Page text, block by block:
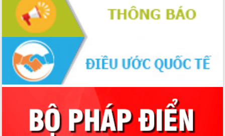
Rộn ràng lễ hội truyền thống Sông
nước Đà Nông lần thứ I năm 2026
Kỳ họp Chuyên đề lần thứ Năm, HĐND
tỉnh Đắk Lắk thông qua các nghị quyết
quan trọng
Thống nhất danh sách giới thiệu ứng
cử đại biểu Quốc hội khoá XVI và đại
biểu HĐND tỉnh Đắk Lắk, nhiệm kỳ
Phát động hai phong trào thi đua quan
trọng trong kỷ nguyên mới
Hội nghị lần thứ tư Ban Chỉ đạo công